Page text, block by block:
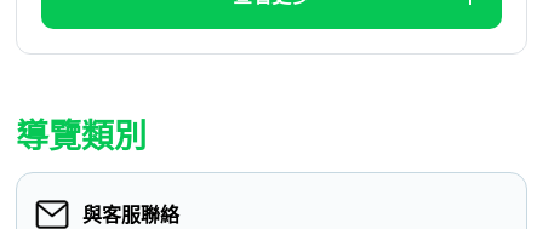
導覽類別
與客服聯絡